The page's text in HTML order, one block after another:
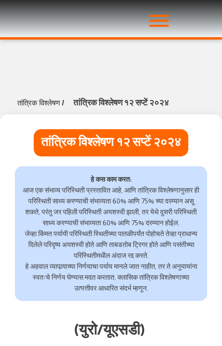
तांत्रिक विश्लेषण/ तांत्रिक विश्लेषण १२ सप्टें २०२४
तांत्रिक विश्लेषण १२ सप्टें २०२४
हे कस काम करत:
आज एक संभाव्य परिस्थिती प्रस्तावित आहे, आणि तांत्रिक विश्लेषणानुसार ही
परिस्थिती साध्य करण्याची संभाव्यता 60% आणि 75% च्या दरम्यान असू
शकते, परंतु जर पहिली परिस्थिती अयशस्वी झाली, तर येथे दुसरी परिस्थिती
साध्य करण्याची संभाव्यता 60% आणि 75% दरम्यान होईल.
जेव्हा किंमत पर्यायी परिस्थिती स्थितीच्या पातळीपर्यंत पोहोचते तेव्हा प्राधान्य
दिलेले परिदृष्य अयशस्वी होते आणि ताबडतोब ट्रिगर होते आणि पसंतीच्या
परिस्थितीमधील अंदाज रद्द करते.
हे अहवाल व्यापार्‍याच्या निर्णयाचा पर्याय मानले जात नाहीत, तर ते अनुयायांना
स्वतःचे निर्णय घेण्यास मदत करतात, क्लासिक तांत्रिक विश्लेषणाच्या
उत्पत्तीवर आधारित संदर्भ म्हणून.
(युरो/यूएसडी)